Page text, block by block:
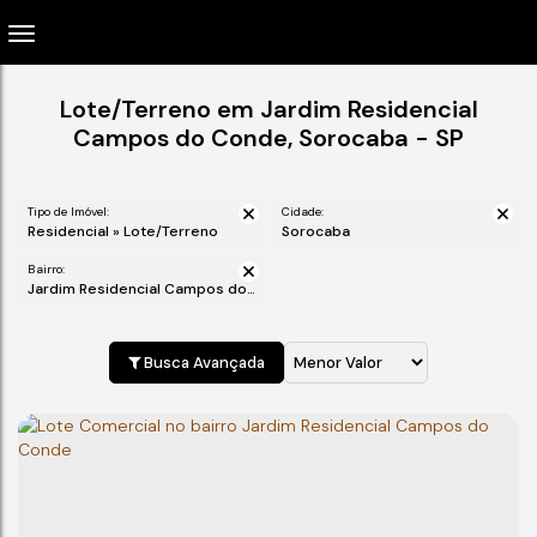
Lote/Terreno em Jardim Residencial
Campos do Conde, Sorocaba - SP
Tipo de Imóvel:
Residencial » Lote/Terreno
Cidade:
Sorocaba
Bairro:
Jardim Residencial Campos do Conde
Busca Avançada